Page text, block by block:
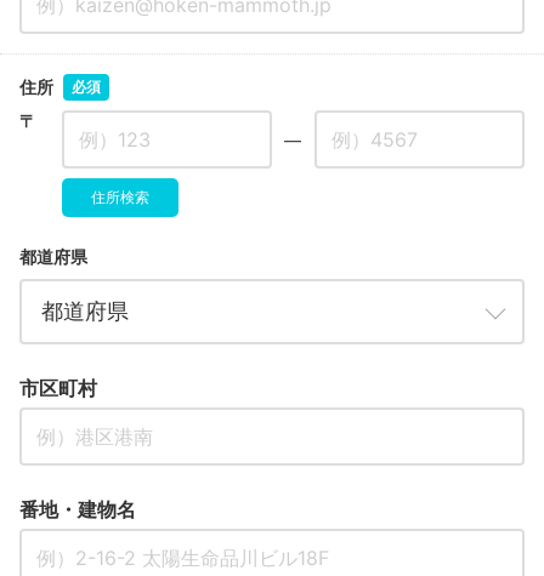
住所 必須
〒
―
住所検索
都道府県
市区町村
番地・建物名